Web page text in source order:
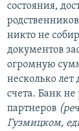
состояния,
никто не
документов
огромную
несколько лет
счета. Банк
партнеров
Гузмицком,